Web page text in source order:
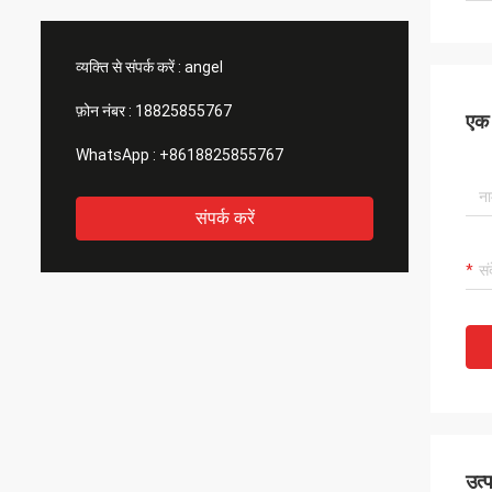
वास्तव में
व्यक्ति से संपर्क करें : angel
फ़ोन नंबर : 18825855767
WhatsApp : +8618825855767
संपर्क करें
एक